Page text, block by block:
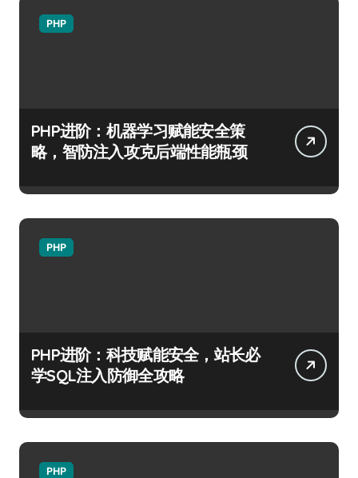
PHP
PHP进阶：机器学习赋能安全策
略，智防注入攻克后端性能瓶颈
PHP
PHP进阶：科技赋能安全，站长必
学SQL注入防御全攻略
PHP